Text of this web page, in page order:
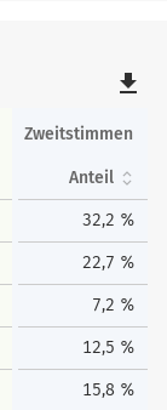
file_download
Zweitstimmen
Anteil
32,2 %
22,7 %
7,2 %
12,5 %
15,8 %